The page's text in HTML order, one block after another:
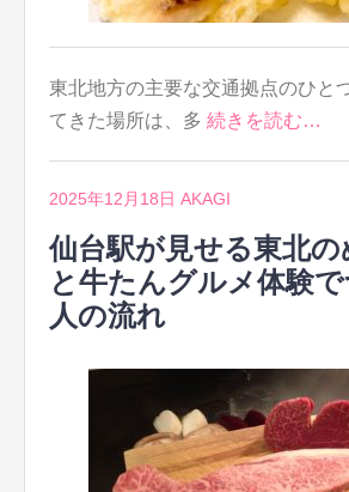
東北地方の主要な交通拠点のひと
てきた場所は、多 続きを読む…
2025年12月18日 AKAGI
仙台駅が見せる東北の
と牛たんグルメ体験
人の流れ